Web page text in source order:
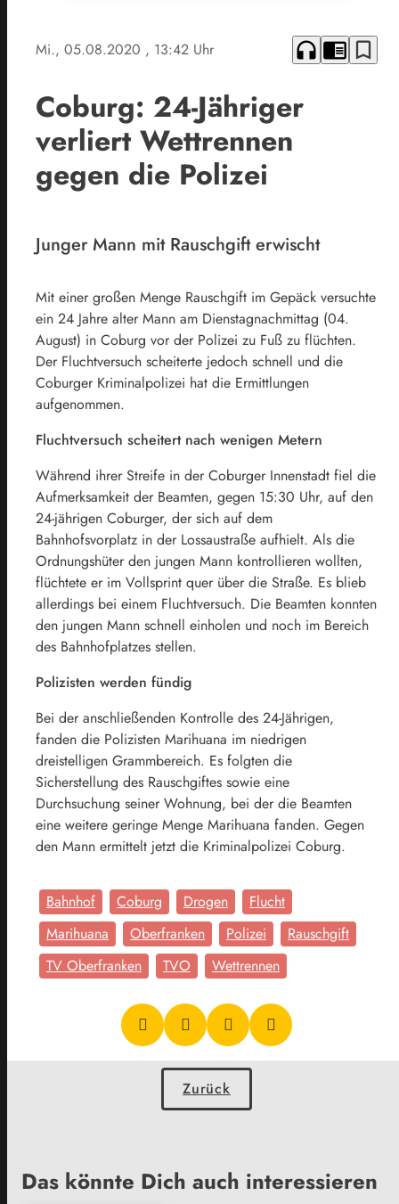
Mi., 05.08.2020 , 13:42 Uhr headphones chrome_reader_mode bookmark_border
Coburg: 24-Jähriger
verliert Wettrennen
gegen die Polizei
Junger Mann mit Rauschgift erwischt
Mit einer großen Menge Rauschgift im Gepäck versuchte
ein 24 Jahre alter Mann am Dienstagnachmittag (04.
August) in Coburg vor der Polizei zu Fuß zu flüchten.
Der Fluchtversuch scheiterte jedoch schnell und die
Coburger Kriminalpolizei hat die Ermittlungen
aufgenommen.
Fluchtversuch scheitert nach wenigen Metern
Während ihrer Streife in der Coburger Innenstadt fiel die
Aufmerksamkeit der Beamten, gegen 15:30 Uhr, auf den
24-jährigen Coburger, der sich auf dem
Bahnhofsvorplatz in der Lossaustraße aufhielt. Als die
Ordnungshüter den jungen Mann kontrollieren wollten,
flüchtete er im Vollsprint quer über die Straße. Es blieb
allerdings bei einem Fluchtversuch. Die Beamten konnten
den jungen Mann schnell einholen und noch im Bereich
des Bahnhofplatzes stellen.
Polizisten werden fündig
Bei der anschließenden Kontrolle des 24-Jährigen,
fanden die Polizisten Marihuana im niedrigen
dreistelligen Grammbereich. Es folgten die
Sicherstellung des Rauschgiftes sowie eine
Durchsuchung seiner Wohnung, bei der die Beamten
eine weitere geringe Menge Marihuana fanden. Gegen
den Mann ermittelt jetzt die Kriminalpolizei Coburg.
Bahnhof Coburg Drogen
Flucht
Marihuana
Oberfranken Polizei
Rauschgift
TV Oberfranken
TVO Wettrennen
Zurück
Das könnte Dich auch interessieren